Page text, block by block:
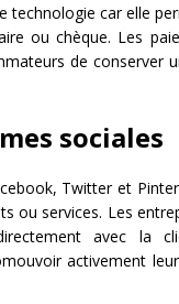
car elle
ou chèque. Les
de conserver
sociales
Twitter et
ou services. Les
avec la
activement